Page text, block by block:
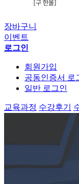
장바구니
이벤트
로그인
회원가입
공동인증서 로
일반 로그인
교육과정 수강후기